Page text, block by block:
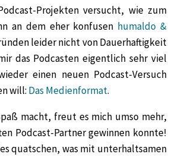
Projekten versucht, wie zum
an dem eher konfusen humaldo &
leider nicht von Dauerhaftigkeit
das Podcasten eigentlich sehr viel
einen neuen Podcast-Versuch
will: Das Medienformat.
macht, freut es mich umso mehr,
Podcast-Partner gewinnen konnte!
quatschen, was mit unterhaltsamen